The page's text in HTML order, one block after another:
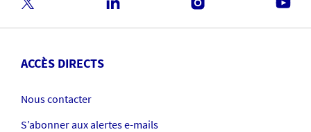
ACCÈS DIRECTS
Nous contacter
S’abonner aux alertes e-mails